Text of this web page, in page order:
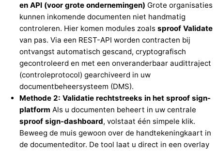
en API (voor grote ondernemingen) Grote organisaties
kunnen inkomende documenten niet handmatig
controleren. Hier komen modules zoals sproof Validate
van pas. Via een REST-API worden contracten bij
ontvangst automatisch gescand, cryptografisch
gecontroleerd en met een onveranderbaar audittraject
(controleprotocol) gearchiveerd in uw
documentbeheersysteem (DMS).
Methode 2: Validatie rechtstreeks in het sproof sign-
platform Als u documenten beheert in uw centrale
sproof sign-dashboard, volstaat één simpele klik.
Beweeg de muis gewoon over de handtekeningkaart in
de documenteditor. De tool laat u direct in een overlay